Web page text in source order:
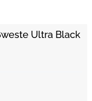
Ultra Black